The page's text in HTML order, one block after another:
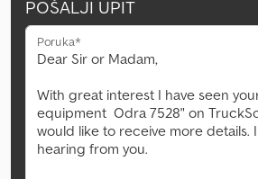
POŠALJI UPIT
Poruka*